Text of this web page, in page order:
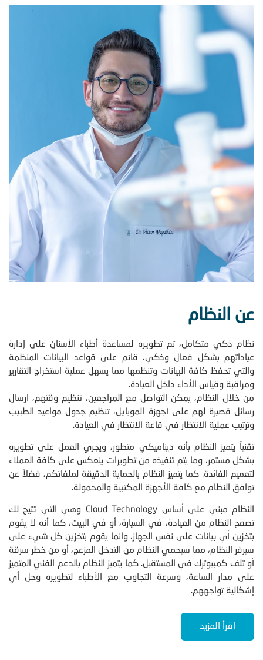
عن النظام
نظام ذكي متكامل، تم تطويره لمساعدة أطباء الأسنان على إدارة
عياداتهم بشكل فعال وذكي، قائم على قواعد البيانات المنظمة
والتي تحفظ كافة البيانات وتنظمها مما يسهل عملية استخراج التقارير
ومراقبة وقياس الأداء داخل العيادة.
من خلال النظام، يمكن التواصل مع المراجعين، تنظيم وقتهم، ارسال
رسائل قصيرة لهم على أجهزة الموبايل، تنظيم جدول مواعيد الطبيب
وترتيب عملية الانتظار في قاعة الانتظار في العيادة.
تقنياً يتميز النظام بأنه ديناميكي متطور، ويجري العمل على تطويره
بشكل مستمر، وما يتم تنفيذه من تطويرات ينعكس على كافة العملاء
لتعميم الفائدة. كما يتميز النظام بالحماية الدقيقة لملفاتكم، فضلاً عن
توافق النظام مع كافة الأجهزة المكتبية والمحمولة.
النظام مبني على أساس Cloud Technology وهي التي تتيح لك
تصفح النظام من العيادة، في السيارة، أو في البيت، كما أنه لا يقوم
بتخزين أي بيانات على نفس الجهاز، وانما يقوم بتخزين كل شيء على
سيرفر النظام، مما سيحمي النظام من التدخل المزعج، أو من خطر سرقة
أو تلف كمبيوترك في المستقبل. كما يتميز النظام بالدعم الفني المتميز
على مدار الساعة، وسرعة التجاوب مع الأطباء لتطويره وحل أي
إشكالية تواجههم.
اقرأ المزيد